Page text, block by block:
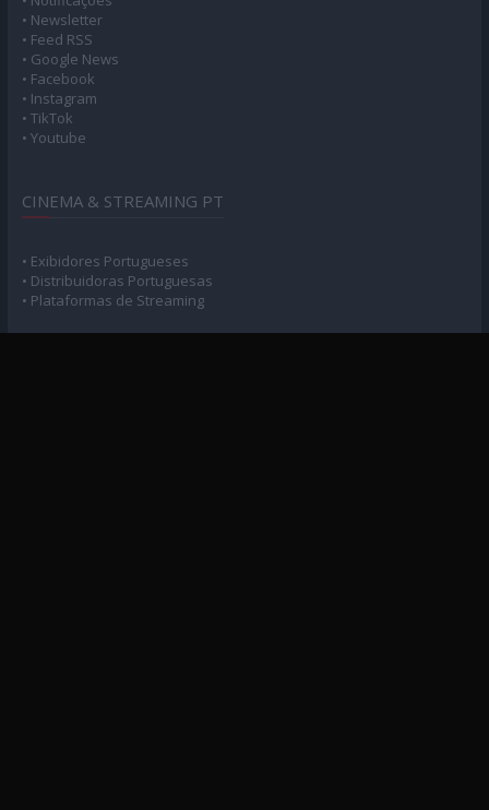
• Newsletter
• Feed RSS
• Google News
• Facebook
• Instagram
• TikTok
• Youtube
CINEMA & STREAMING PT
• Exibidores Portugueses
• Distribuidoras Portuguesas
• Plataformas de Streaming